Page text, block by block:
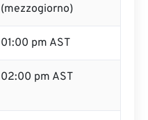
(mezzogiorno)
01:00 pm AST
02:00 pm AST